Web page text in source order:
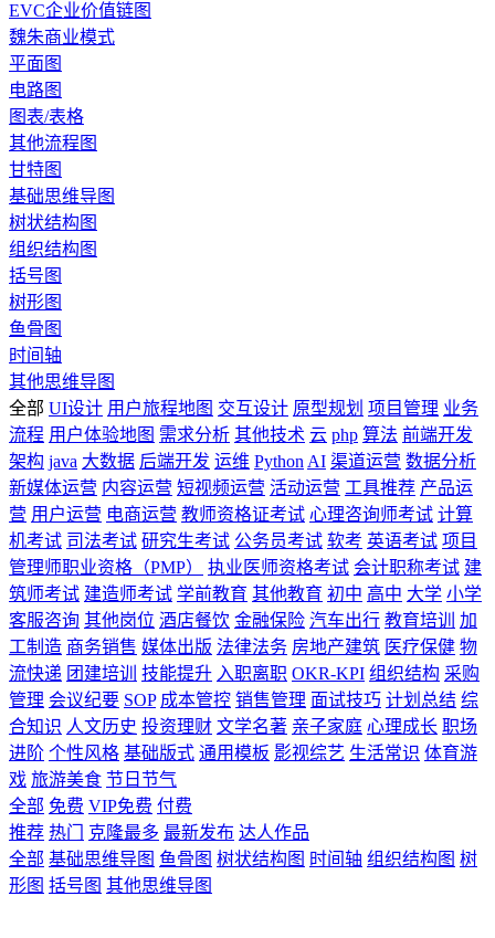
EVC企业价值链图
魏朱商业模式
平面图
电路图
图表/表格
其他流程图
甘特图
基础思维导图
树状结构图
组织结构图
括号图
树形图
鱼骨图
时间轴
其他思维导图
全部 UI设计 用户旅程地图 交互设计 原型规划 项目管理 业务
流程 用户体验地图 需求分析 其他技术 云 php 算法 前端开发
架构 java 大数据 后端开发 运维 Python AI 渠道运营 数据分析
新媒体运营 内容运营 短视频运营 活动运营 工具推荐 产品运
营 用户运营 电商运营 教师资格证考试 心理咨询师考试 计算
机考试 司法考试 研究生考试 公务员考试 软考 英语考试 项目
管理师职业资格（PMP）
执业医师资格考试 会计职称考试 建
筑师考试 建造师考试 学前教育 其他教育 初中 高中 大学 小学
客服咨询 其他岗位 酒店餐饮 金融保险 汽车出行 教育培训
加
工制造 商务销售 媒体出版 法律法务 房地产建筑 医疗保健 物
流快递 团建培训 技能提升 入职离职 OKR-KPI 组织结构 采购
管理 会议纪要 SOP 成本管控 销售管理 面试技巧 计划总结 综
合知识 人文历史 投资理财 文学名著 亲子家庭 心理成长 职场
进阶 个性风格 基础版式 通用模板 影视综艺 生活常识 体育游
戏 旅游美食 节日节气
全部 免费 VIP免费 付费
推荐 热门 克隆最多 最新发布 达人作品
全部 基础思维导图 鱼骨图 树状结构图 时间轴 组织结构图 树
形图 括号图 其他思维导图